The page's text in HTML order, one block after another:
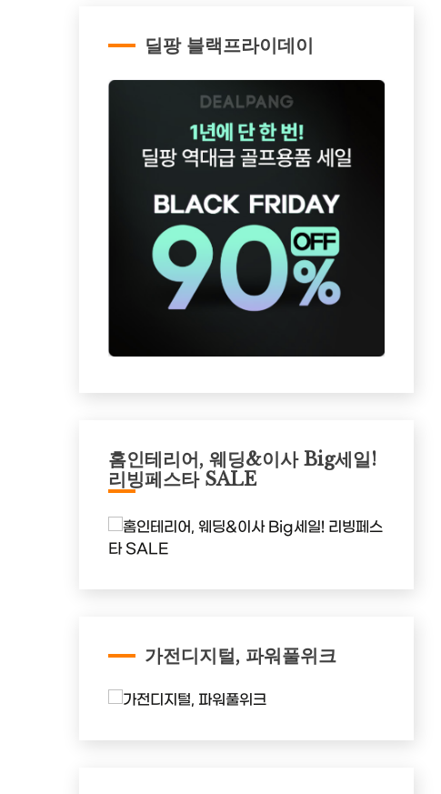
딜팡 블랙프라이데이
홈인테리어, 웨딩&이사 Big세일!
리빙페스타 SALE
가전디지털, 파워풀위크